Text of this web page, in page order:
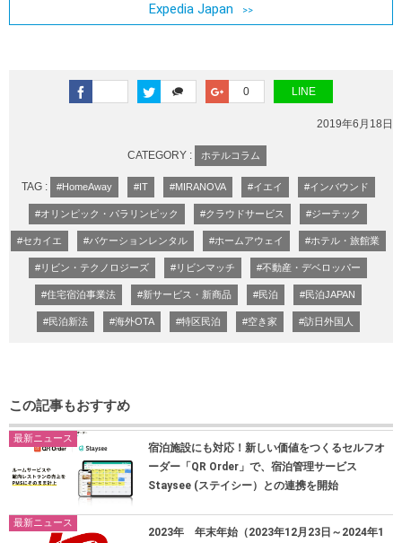
Expedia Japan
0 LINE
2019年6月18日
CATEGORY : ホテルコラム
TAG : #HomeAway #IT #MIRANOVA #イエイ #インバウンド
#オリンピック・パラリンピック #クラウドサービス #ジーテック
#セカイエ #バケーションレンタル #ホームアウェイ #ホテル・旅館業
#リビン・テクノロジーズ #リビンマッチ #不動産・デベロッパー
#住宅宿泊事業法 #新サービス・新商品 #民泊 #民泊JAPAN
#民泊新法 #海外OTA #特区民泊 #空き家 #訪日外国人
この記事もおすすめ
最新ニュース
宿泊施設にも対応！新しい価値をつくるセルフオ
ーダー「QR Order」で、宿泊管理サービス
Staysee (ステイシー）との連携を開始
最新ニュース
2023年 年末年始（2023年12月23日～2024年1